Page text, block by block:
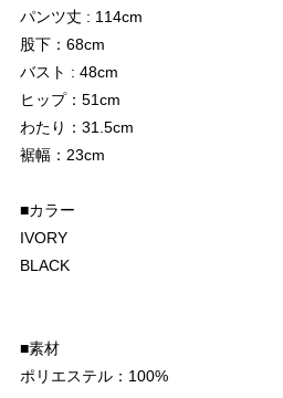
パンツ丈 : 114cm
股下：68cm
バスト : 48cm
ヒップ：51cm
わたり：31.5cm
裾幅：23cm
■カラー
IVORY
BLACK
■素材
ポリエステル：100%